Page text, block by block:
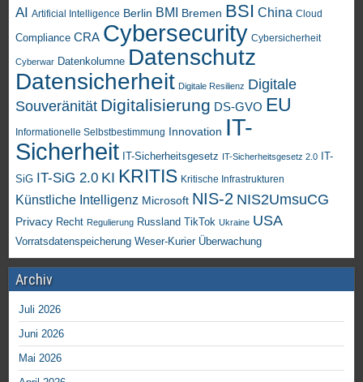
AI Artificial Intelligence Berlin BMI Bremen BSI China Cloud
Compliance CRA Cybersecurity Cybersicherheit
Cyberwar Datenkolumne Datenschutz
Datensicherheit Digitale Resilienz Digitale
Souveränität Digitalisierung DS-GVO EU
Informationelle Selbstbestimmung Innovation IT-
Sicherheit IT-Sicherheitsgesetz IT-Sicherheitsgesetz 2.0
IT-
SiG IT-SiG 2.0 KI KRITIS Kritische Infrastrukturen
Künstliche Intelligenz Microsoft NIS-2 NIS2UmsuCG
Privacy Recht Regulierung Russland TikTok Ukraine USA
Vorratsdatenspeicherung Weser-Kurier Überwachung
Archiv
Juli 2026
Juni 2026
Mai 2026